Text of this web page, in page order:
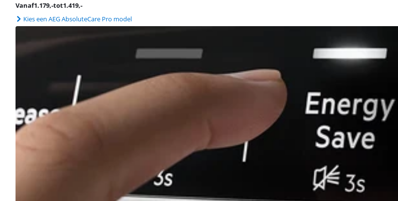
Vanaf1.179,-tot1.419,-
Kies een AEG AbsoluteCare Pro model